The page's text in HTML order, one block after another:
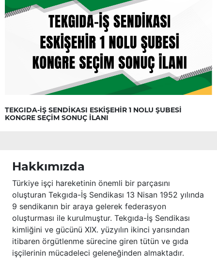
TEKGIDA-İŞ SENDİKASI ESKİŞEHİR 1 NOLU ŞUBESİ
KONGRE SEÇİM SONUÇ İLANI
Hakkımızda
Türkiye işçi hareketinin önemli bir parçasını
oluşturan Tekgıda-İş Sendikası 13 Nisan 1952 yılında
9 sendikanın bir araya gelerek federasyon
oluşturması ile kurulmuştur. Tekgıda-İş Sendikası
kimliğini ve gücünü XIX. yüzyılın ikinci yarısından
itibaren örgütlenme sürecine giren tütün ve gıda
işçilerinin mücadeleci geleneğinden almaktadır.